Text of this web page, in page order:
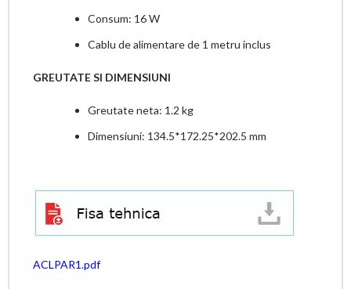
Consum: 16 W
Cablu de alimentare de 1 metru inclus
GREUTATE SI DIMENSIUNI
Greutate neta: 1.2 kg
Dimensiuni: 134.5*172.25*202.5 mm
ACLPAR1.pdf